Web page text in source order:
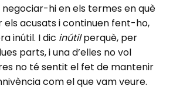
hi en els termes en què
acusats i continuen fent-ho,
inútil. I dic inútilperquè, per
parts, i una d’elles no vol
no té sentit el fet de mantenir
com el que vam veure.